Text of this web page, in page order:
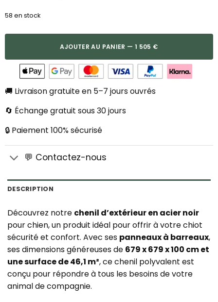
58 en stock
AJOUTER AU PANIER — 1 505 €
🚚 Livraison gratuite en 5–7 jours ouvrés
🔄 Échange gratuit sous 30 jours
🔒 Paiement 100% sécurisé
💬 Contactez-nous
DESCRIPTION
Découvrez notre chenil d’extérieur en acier noir
pour chien, un produit idéal pour offrir à votre chiot
sécurité et confort. Avec ses panneaux à barreaux,
ses dimensions généreuses de 679 x 679 x 100 cm et
une surface de 46,1 m², ce chenil polyvalent est
conçu pour répondre à tous les besoins de votre
animal de compagnie.